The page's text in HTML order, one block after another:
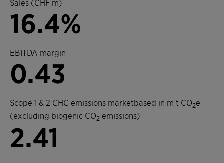
Sales (CHF m)
16.4%
EBITDA margin
0.43
Scope 1 & 2 GHG emissions marketbased in m t CO2e
(excluding biogenic CO2 emissions)
2.41